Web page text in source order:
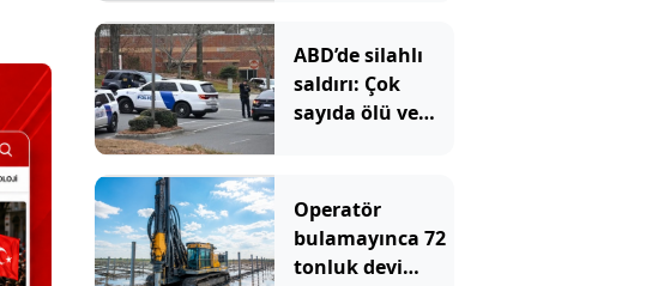
ABD’de silahlı
saldırı: Çok
sayıda ölü ve
Operatör
bulamayınca 72
tonluk devi